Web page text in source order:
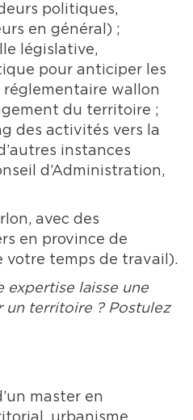
politiques,
en général) ;
législative,
pour anticiper les
wallon
du territoire ;
des activités vers la
instances
d’Administration,
avec des
en province de
votre temps de travail).
expertise laisse une
un territoire ? Postulez
master en
urbanisme,